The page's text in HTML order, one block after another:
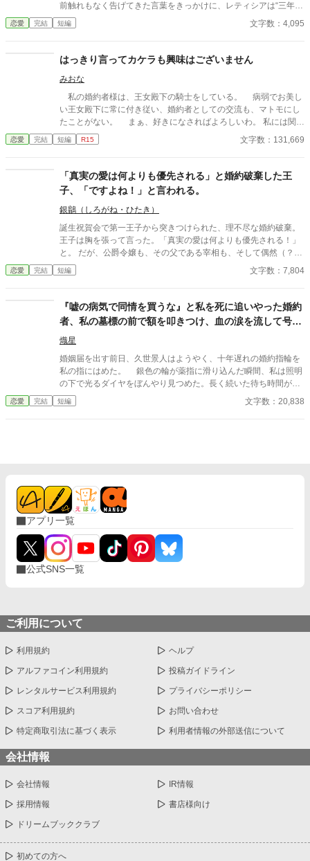
前触れもなく告げてきた言葉をきっかけに、レティシアは“三年
間”の契約を終わらせることにした。 赤の他人を屋敷に迎えるこ
とはしない。 不要なものに感情を砕く理由などない。 「だって、
切り捨ててしまいましょう。
恋愛 完結 短編 文字数：4,095
はっきり言ってカケラも興味はございません
みおな
私の婚約者様は、王女殿下の騎士をしている。 病弱でお美し
い王女殿下に常に付き従い、婚約者としての交流も、マトモにし
たことがない。 まぁ、好きになさればよろしいわ。 私には関係
ないことですから。
恋愛 完結 短編 R15 文字数：131,669
「真実の愛は何よりも優先される」と婚約破棄した王
子、「ですよね！」と言われる。
銀鶲（しろがね・ひたき）
誕生祝賀会で第一王子から突きつけられた、理不尽な婚約破棄。
王子は胸を張って言った。「真実の愛は何よりも優先される！」
と。 ​だが、公爵令嬢も、その父である宰相も、そして偶然（？）
その場に居合わせた隣国の第二王子も、全員が内心でガッツポー
ズを決めていた。 ​「あの王子なら、必ず考えなしな計画を実行す
いていた公爵家による、おそろしくスピーディーな王権強奪（セ
ルフ自滅）の記録。 ※全4話＋番外編1話のサクッと読める短編で
す。凄惨な不幸描写はありません。後味爽快な論破劇をお楽しみ
ください。 ※2026/07/28 関連作品に接続するために若干修整し
た「スピンオフルート」を追加しました。 ーーーーーーーーーー
【「ですよね！シリーズ」について】 本作は「ですよね！シリー
ズ」の第１作目です。 ◆ シリーズラインナップ ・1作目：『真実
の愛は何よりも優先される』と婚約破棄した王子、「ですよ
ね！」と言われる。（※本作） ・2作目：『お姉様、そのネック
恋愛 完結 短編 文字数：7,804
『嘘の病気で同情を買うな』と私を死に追いやった婚約
者、私の墓標の前で額を叩きつけ、血の涙を流して号泣
する大破滅！
熾星
婚姻届を出す前日、久世景人はようやく、十年遅れの婚約指輪を
私の指にはめた。 銀色の輪が薬指に滑り込んだ瞬間、私は照明
の下で光るダイヤをぼんやり見つめた。長く続いた待ち時間が、
やっと終わったような気がした。けれど次の瞬間、彼は私の手を
見下ろし、まるで似合わない品物を評するように静かな声で言っ
目を伏せ、指輪の縁を指先でなぞった。まるで、たいしたことで
はない問いを少し考えているだけのようだった。 「そこまでじゃ
ない。ただ、会えない時間が長くなると、どうしても瑠奈のこと
を考えるんだ」 その瞬間、私は自分がどうやってあのタワーマ
ンションを出たのかさえ覚えていない。
恋愛 完結 短編 文字数：20,838
アプリ一覧
公式SNS一覧
ご利用について
利用規約 ヘルプ
アルファコイン利用規約 投稿ガイドライン
レンタルサービス利用規約 プライバシーポリシー
スコア利用規約 お問い合わせ
特定商取引法に基づく表示 利用者情報の外部送信について
会社情報
会社情報 IR情報
採用情報 書店様向け
ドリームブッククラブ
初めての方へ